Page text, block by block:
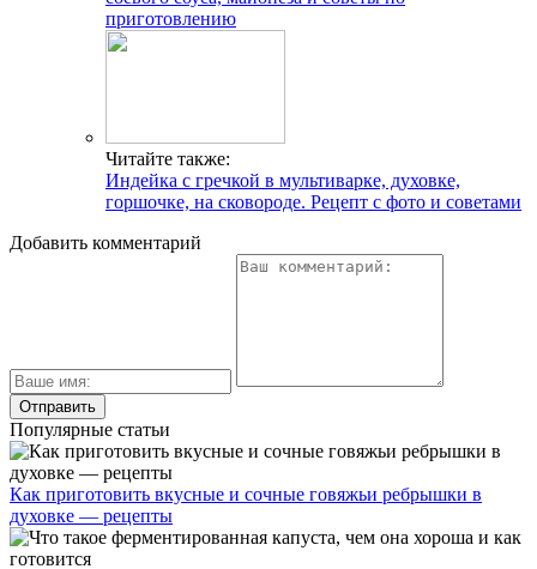
приготовлению
Читайте также:
Индейка с гречкой в мультиварке, духовке,
горшочке, на сковороде. Рецепт с фото и советами
Добавить комментарий
Популярные статьи
Как приготовить вкусные и сочные говяжьи ребрышки в
духовке — рецепты